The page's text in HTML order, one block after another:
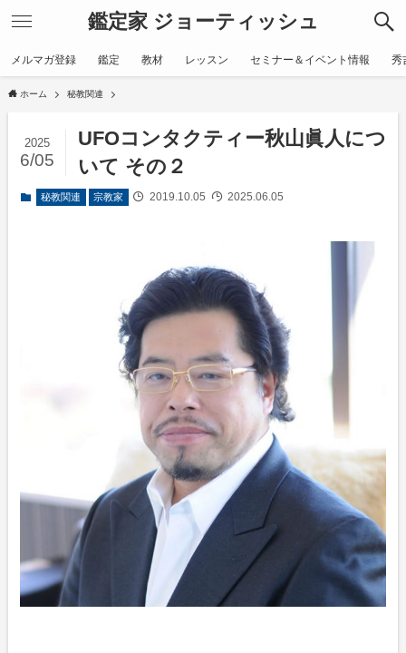
鑑定家 ジョーティッシュ
メルマガ登録 鑑定 教材 レッスン セミナー＆イベント情報 秀
ホーム 秘教関連
UFOコンタクティー秋山眞人につ
いて その２
2025
6/05
秘教関連 宗教家 2019.10.05 2025.06.05